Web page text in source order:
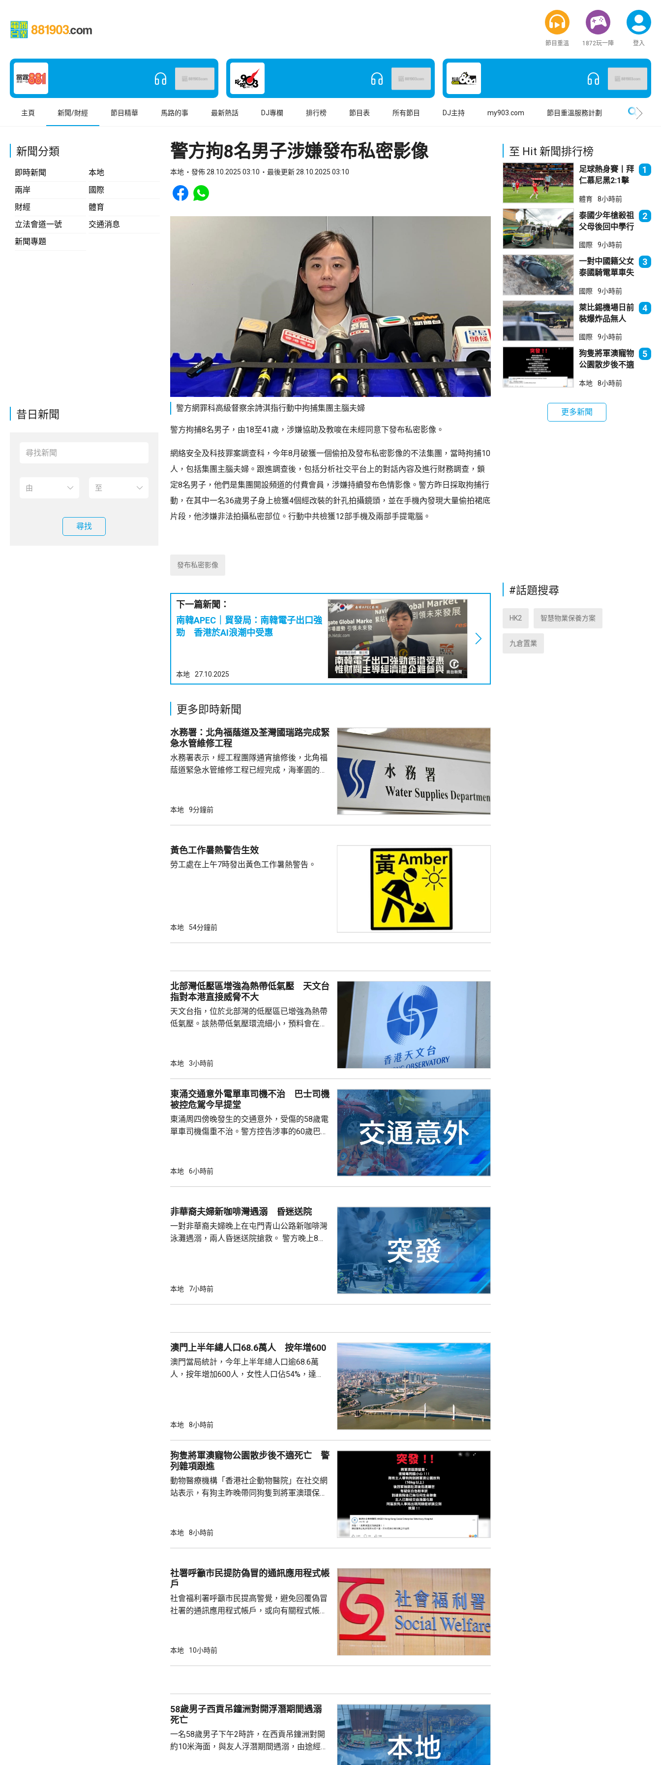
節目重溫 1872玩一陣 登入
主頁 新聞/財經 節目精華 馬路的事 最新熱話 DJ專欄 排行榜 節目表 所有節目 DJ主持 my903.com 節目重溫服務計劃
新聞分類
即時新聞
本地
兩岸
國際
財經
體育
立法會道一號
交通消息
新聞專題
昔日新聞
尋找
警方拘8名男子涉嫌發布私密影像
本地 發佈 28.10.2025 03:10 最後更新 28.10.2025 03:10
Share to Facebook
Share to WhatsApp
警方網罪科高級督察余詩淇指行動中拘捕集團主腦夫婦
警方拘捕8名男子，由18至41歲，涉嫌協助及教唆在未經同意下發布私密影像。
網絡安全及科技罪案調查科，今年8月破獲一個偷拍及發布私密影像的不法集團，當時拘捕10
人，包括集團主腦夫婦。跟進調查後，包括分析社交平台上的對話內容及進行財務調查，鎖
定8名男子，他們是集團開設頻道的付費會員，涉嫌持續發布色情影像。警方昨日採取拘捕行
動，在其中一名36歲男子身上檢獲4個經改裝的針孔拍攝鏡頭，並在手機內發現大量偷拍裙底
片段，他涉嫌非法拍攝私密部位。行動中共檢獲12部手機及兩部手提電腦。
發布私密影像
下一篇新聞：
南韓APEC｜貿發局：南韓電子出口強
勁 香港於AI浪潮中受惠
本地 27.10.2025
更多即時新聞
水務署：北角福蔭道及荃灣國瑞路完成緊
急水管維修工程
水務署表示，經工程團隊通宵搶修後，北角福
蔭道緊急水管維修工程已經完成，海峯園的食
應於凌晨4時起陸續恢復正常。
本地 9分鐘前
黃色工作暑熱警告生效
勞工處在上午7時發出黃色工作暑熱警告。
本地 54分鐘前
北部灣低壓區增強為熱帶低氣壓 天文台
指對本港直接威脅不大
天文台指，位於北部灣的低壓區已增強為熱帶
低氣壓。該熱帶低氣壓環流細小，預料會在今
採取靠近廣東沿岸的路徑，否則需要發出一號
本地 3小時前
東涌交通意外電單車司機不治 巴士司機
被控危駕今早提堂
東涌周四傍晚發生的交通意外，受傷的58歲電
單車司機傷重不治。警方控告涉事的60歲巴士
龍運巴士沿東涌東交匯處行駛，去到近北大嶼
身體多處受傷，昏迷送往北大嶼山醫院，延至
周五早上8時許證實死亡。
本地 6小時前
非華裔夫婦新咖啡灣遇溺 昏迷送院
一對非華裔夫婦晚上在屯門青山公路新咖啡灣
泳灘遇溺，兩人昏迷送院搶救。 警方晚上8時
本地 7小時前
澳門上半年總人口68.6萬人 按年增600
澳門當局統計，今年上半年總人口逾68.6萬
人，按年增加600人，女性人口佔54%，達
方面，上半年從內地持單程證的新來澳人士有
471人，按年少逾420人。
本地 8小時前
狗隻將軍澳寵物公園散步後不適死亡 警
列雜項跟進
動物醫療機構「香港社企動物醫院」在社交網
站表示，有狗主昨晚帶同狗隻到將軍澳環保大
亡，狗主事後聯絡交由漁護署化驗。 警方表
捕。
本地 8小時前
社署呼籲市民提防偽冒的通訊應用程式帳
戶
社會福利署呼籲市民提高警覺，避免回覆偽冒
社署的通訊應用程式帳戶，或向有關程式帳戶
內的不明連結，以盗取市民的個人資料。社署
本地 10小時前
58歲男子西貢吊鐘洲對開浮潛期間遇溺
死亡
一名58歲男子下午2時許，在西貢吊鐘洲對開
約10米海面，與友人浮潛期間遇溺，由途經船
至 Hit 新聞排行榜
足球熱身賽丨拜
仁慕尼黑2:1擊
1
體育 8小時前
泰國少年槍殺祖
父母後回中學行
死23傷
2
國際 9小時前
一對中國籍父女
泰國騎電單車失
傷
3
國際 9小時前
萊比錫機場日前
裝爆炸品無人
發現再踢落
4
國際 9小時前
狗隻將軍澳寵物
公園散步後不適
跟進
5
本地 8小時前
更多新聞
#話題搜尋
HK2 智慧物業保養方案
九倉置業